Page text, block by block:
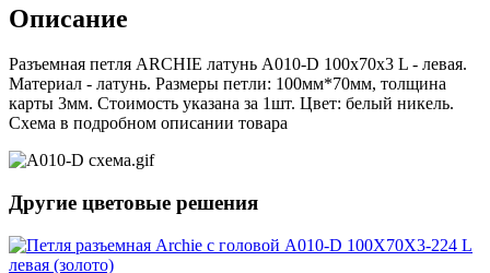
Описание
Разъемная петля ARCHIE латунь A010-D 100х70х3 L - левая.
Материал - латунь. Размеры петли: 100мм*70мм, толщина
карты 3мм. Стоимость указана за 1шт. Цвет: белый никель.
Схема в подробном описании товара
Другие цветовые решения